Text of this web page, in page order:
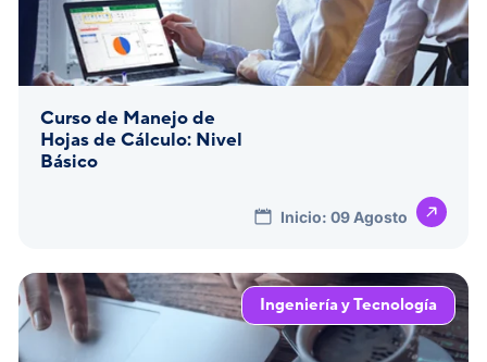
Curso de Manejo de
Hojas de Cálculo: Nivel
Básico
Inicio: 09 Agosto
Ingeniería y Tecnología